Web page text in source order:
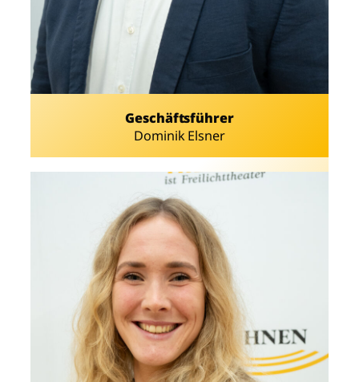
Geschäftsführer
Dominik Elsner